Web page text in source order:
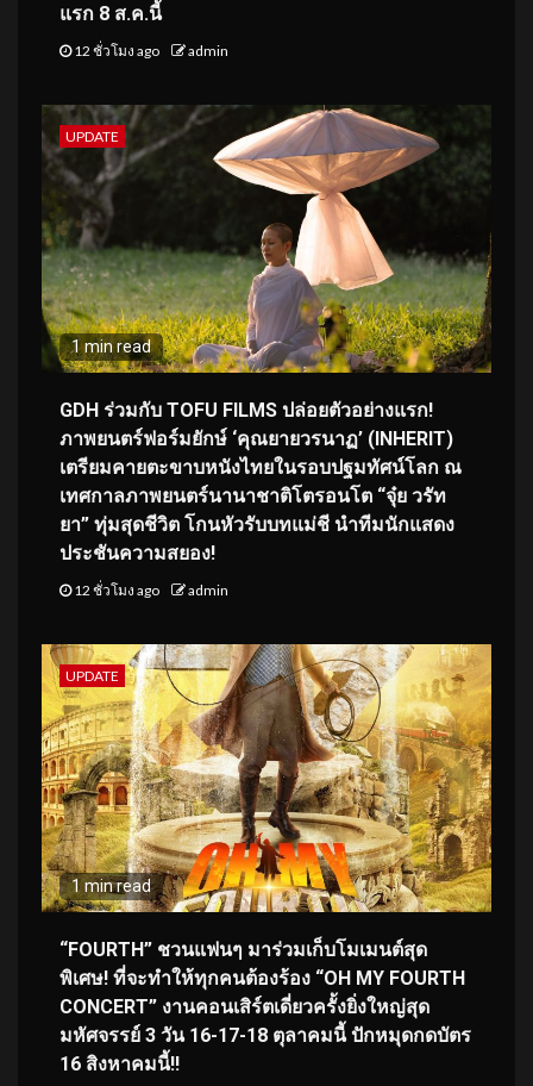
แรก 8 ส.ค.นี้
12 ชั่วโมง ago admin
UPDATE
1 min read
GDH ร่วมกับ TOFU FILMS ปล่อยตัวอย่างแรก!
ภาพยนตร์ฟอร์มยักษ์ ‘คุณยายวรนาฏ’ (INHERIT)
เตรียมคายตะขาบหนังไทยในรอบปฐมทัศน์โลก ณ
เทศกาลภาพยนตร์นานาชาติโตรอนโต “จุ๋ย วรัท
ยา” ทุ่มสุดชีวิต โกนหัวรับบทแม่ชี นำทีมนักแสดง
ประชันความสยอง!
12 ชั่วโมง ago admin
UPDATE
1 min read
“FOURTH” ชวนแฟนๆ มาร่วมเก็บโมเมนต์สุด
พิเศษ! ที่จะทำให้ทุกคนต้องร้อง “OH MY FOURTH
CONCERT” งานคอนเสิร์ตเดี่ยวครั้งยิ่งใหญ่สุด
มหัศจรรย์ 3 วัน 16-17-18 ตุลาคมนี้ ปักหมุดกดบัตร
16 สิงหาคมนี้!!